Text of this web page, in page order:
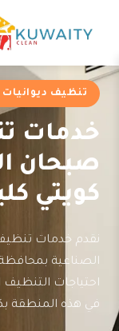
تنظيف
خدمات
صبحان
كويتي
نقدم خدمات
الصناعية بمحافظة
احتياجات
في هذه المنطقة